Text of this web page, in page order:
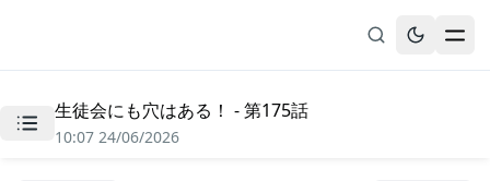
無料漫画
生徒会にも穴はある！ - 第175話
10:07 24/06/2026